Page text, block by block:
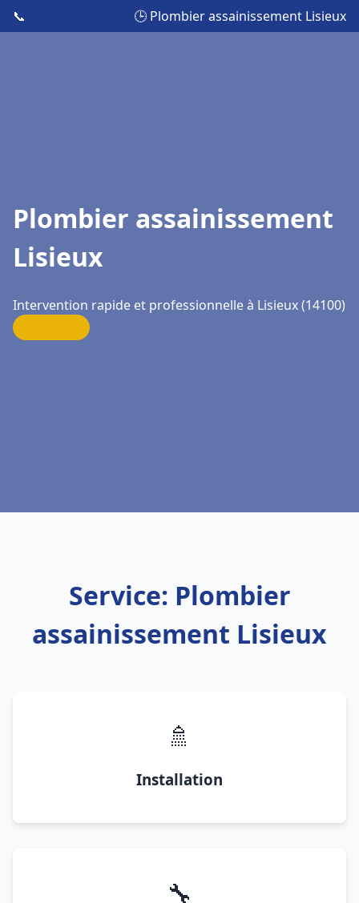
📞 🕒 Plombier assainissement Lisieux
Plombier assainissement
Lisieux
Intervention rapide et professionnelle à Lisieux (14100)
Service: Plombier
assainissement Lisieux
🚿
Installation
🔧